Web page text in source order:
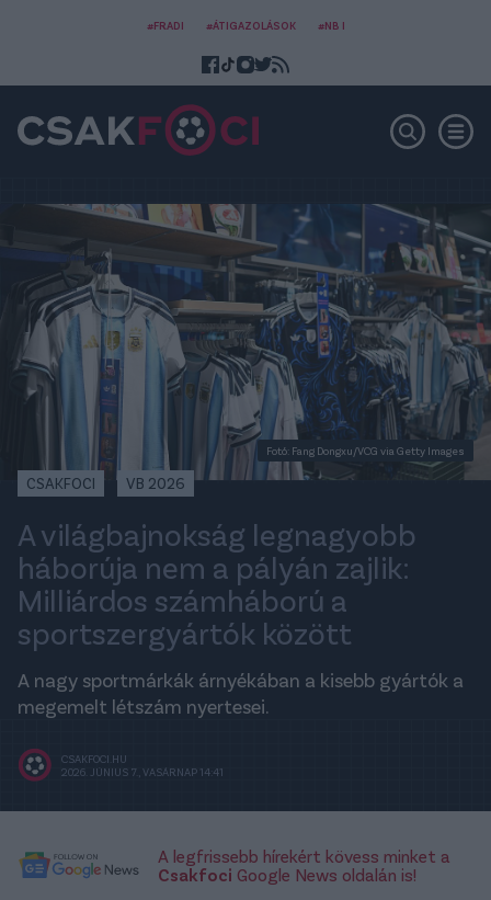
#FRADI #ÁTIGAZOLÁSOK #NB I
Fotó: Fang Dongxu/VCG via Getty Images
CSAKFOCI VB 2026
A világbajnokság legnagyobb
háborúja nem a pályán zajlik:
Milliárdos számháború a
sportszergyártók között
A nagy sportmárkák árnyékában a kisebb gyártók a
megemelt létszám nyertesei.
CSAKFOCI.HU
2026. JÚNIUS 7., VASÁRNAP 14:41
A legfrissebb hírekért kövess minket a
Csakfoci Google News oldalán is!